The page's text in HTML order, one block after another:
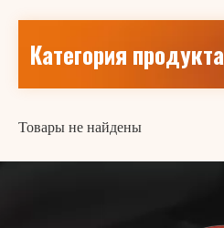
Категория продукта
Товары не найдены